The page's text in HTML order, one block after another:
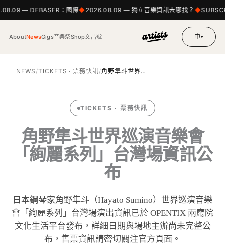
— DEBASER：國際 2026.08.09 — 獨立音樂資訊去哪找？
AboutNewsGigs音樂祭Shop文昌號 中▾
NEWS /TICKETS · 票務快訊/角野隼斗世界…
TICKETS · 票務快訊
角野隼斗世界巡演音樂會
「絢麗系列」台灣場資訊公
布
日本鋼琴家角野隼斗（Hayato Sumino）世界巡演音樂
會「絢麗系列」台灣場演出資訊已於 OPENTIX 兩廳院
文化生活平台發布，詳細日期與場地主辦尚未完整公
布，售票資訊請密切關注官方頁面。